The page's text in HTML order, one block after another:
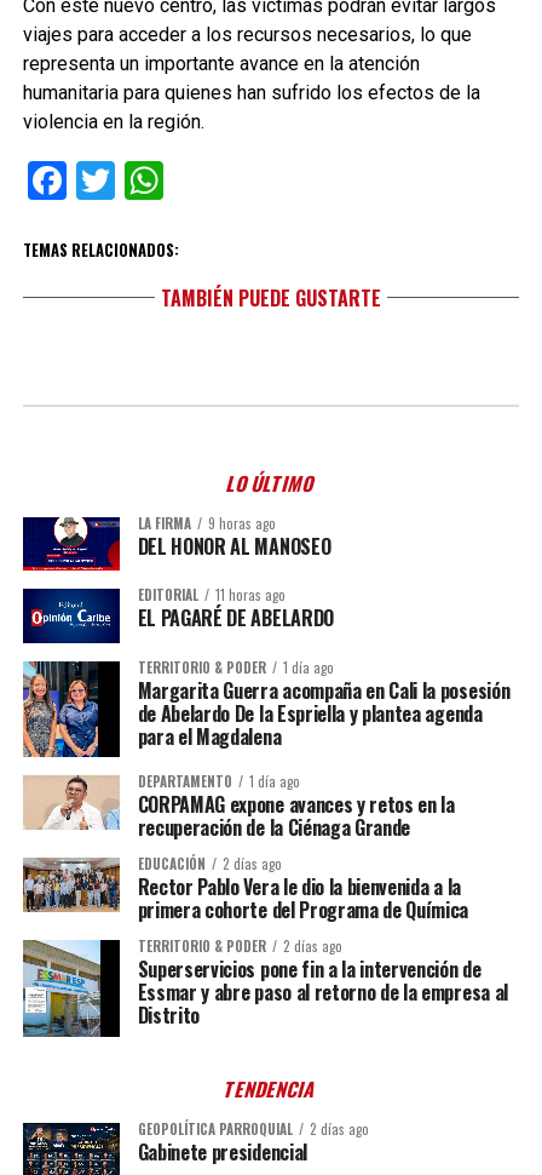
Con este nuevo centro, las víctimas podrán evitar largos
viajes para acceder a los recursos necesarios, lo que
representa un importante avance en la atención
humanitaria para quienes han sufrido los efectos de la
violencia en la región.
Facebook
TwitterWhatsApp
TEMAS RELACIONADOS:
TAMBIÉN PUEDE GUSTARTE
LO ÚLTIMO
LA FIRMA 9 horas ago
DEL HONOR AL MANOSEO
EDITORIAL 11 horas ago
EL PAGARÉ DE ABELARDO
TERRITORIO & PODER 1 día ago
Margarita Guerra acompaña en Cali la posesión
de Abelardo De la Espriella y plantea agenda
para el Magdalena
DEPARTAMENTO 1 día ago
CORPAMAG expone avances y retos en la
recuperación de la Ciénaga Grande
EDUCACIÓN 2 días ago
Rector Pablo Vera le dio la bienvenida a la
primera cohorte del Programa de Química
TERRITORIO & PODER 2 días ago
Superservicios pone fin a la intervención de
Essmar y abre paso al retorno de la empresa al
Distrito
TENDENCIA
GEOPOLÍTICA PARROQUIAL 2 días ago
Gabinete presidencial